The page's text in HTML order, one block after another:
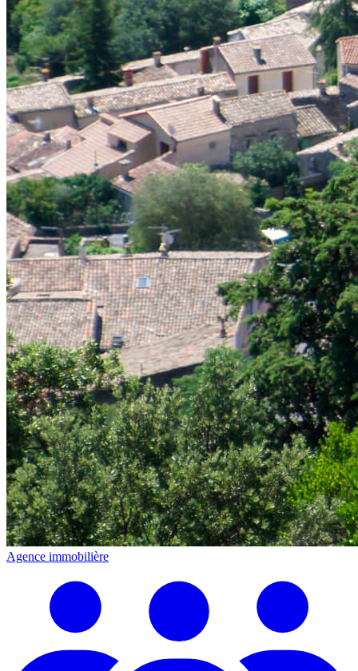
Agence immobilière